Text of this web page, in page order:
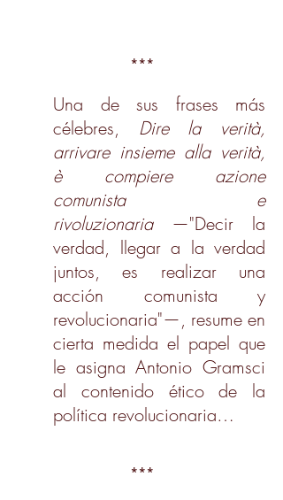
***
Una de sus frases más
célebres, Dire la verità,
arrivare insieme alla verità,
è compiere azione
comunista e
rivoluzionaria —"Decir la
verdad, llegar a la verdad
juntos, es realizar una
acción comunista y
revolucionaria"—, resume en
cierta medida el papel que
le asigna Antonio Gramsci
al contenido ético de la
política revolucionaria…
***